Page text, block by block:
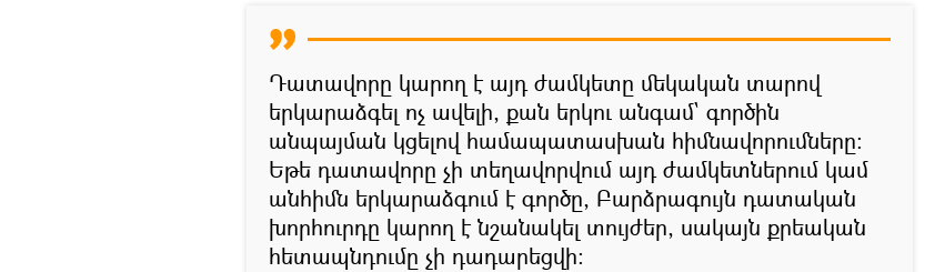
Դատավորը կարող է այդ ժամկետը մեկական տարով
երկարաձգել ոչ ավելի, քան երկու անգամ` գործին
անպայման կցելով համապատասխան հիմնավորումները:
Եթե դատավորը չի տեղավորվում այդ ժամկետներում կամ
անհիմն երկարաձգում է գործը, Բարձրագույն դատական
խորհուրդը կարող է նշանակել տույժեր, սակայն քրեական
հետապնդումը չի դադարեցվի։